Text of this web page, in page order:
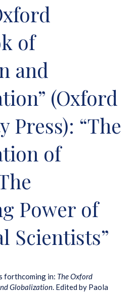
of
and
(Oxford
Press): “The
of
Power of
Scientists”
forthcoming in: The Oxford
Globalization . Edited by Paola